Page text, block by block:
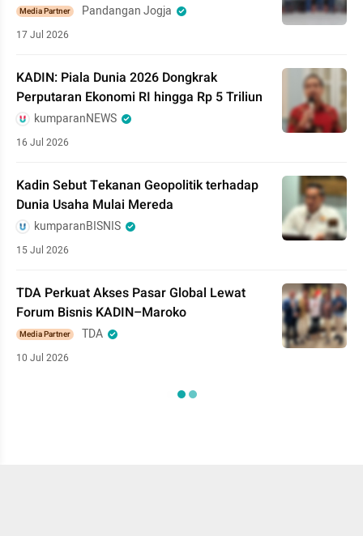
Media Partner Pandangan Jogja
17 Jul 2026
KADIN: Piala Dunia 2026 Dongkrak
Perputaran Ekonomi RI hingga Rp 5 Triliun
kumparanNEWS
16 Jul 2026
Kadin Sebut Tekanan Geopolitik terhadap
Dunia Usaha Mulai Mereda
kumparanBISNIS
15 Jul 2026
TDA Perkuat Akses Pasar Global Lewat
Forum Bisnis KADIN–Maroko
Media Partner TDA
10 Jul 2026